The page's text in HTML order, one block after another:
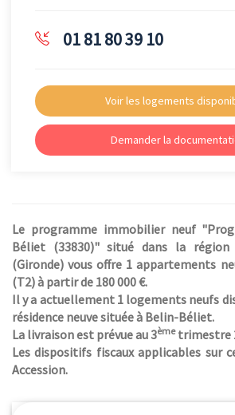
01 81 80 39 10
Voir les logements
Demander la
Le programme immobilier neuf
Béliet (33830)" situé dans la région
(Gironde) vous offre 1 appartements
(T2) à partir de 180 000 €.
Il y a actuellement 1 logements neufs
résidence neuve située à Belin-Béliet.
La livraison est prévue au 3èmetrimestre
Les dispositifs fiscaux applicables sur
Accession.